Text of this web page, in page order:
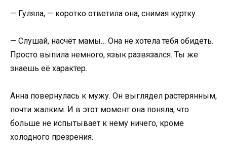
— Гуляла, — коротко ответила она, снимая куртку.
— Слушай, насчёт мамы… Она не хотела тебя обидеть.
Просто выпила немного, язык развязался. Ты же
знаешь её характер.
Анна повернулась к мужу. Он выглядел растерянным,
почти жалким. И в этот момент она поняла, что
больше не испытывает к нему ничего, кроме
холодного презрения.